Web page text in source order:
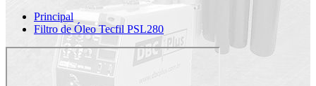
Principal
Filtro de Óleo Tecfil PSL280